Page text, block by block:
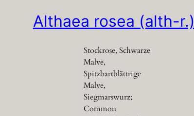
Althaea rosea (alth-r.)
Stockrose, Schwarze
Malve,
Spitzbartblättrige
Malve,
Siegmarswurz;
Common